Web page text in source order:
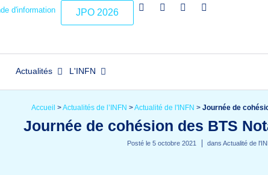
d'information JPO 2026
Actualités L'INFN
Accueil >Actualités de l’INFN >Actualité de l'INFN > Journée de
Journée de cohésion des BTS
Posté le 5 octobre 2021 dans Actualité de